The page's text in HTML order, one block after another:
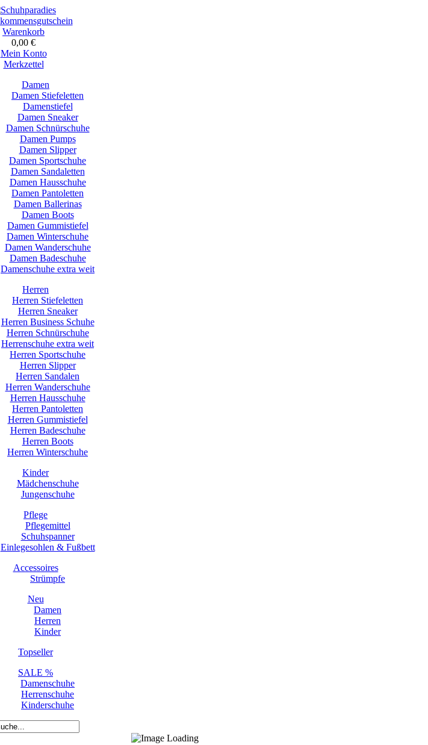
Warenkorb
0,00 €
Mein Konto
Merkzettel
Damen
Damen Stiefeletten
Damenstiefel
Damen Sneaker
Damen Schnürschuhe
Damen Pumps
Damen Slipper
Damen Sportschuhe
Damen Sandaletten
Damen Hausschuhe
Damen Pantoletten
Damen Ballerinas
Damen Boots
Damen Gummistiefel
Damen Winterschuhe
Damen Wanderschuhe
Damen Badeschuhe
Damenschuhe extra weit
Herren
Herren Stiefeletten
Herren Sneaker
Herren Business Schuhe
Herren Schnürschuhe
Herrenschuhe extra weit
Herren Sportschuhe
Herren Slipper
Herren Sandalen
Herren Wanderschuhe
Herren Hausschuhe
Herren Pantoletten
Herren Gummistiefel
Herren Badeschuhe
Herren Boots
Herren Winterschuhe
Kinder
Mädchenschuhe
Jungenschuhe
Pflege
Pflegemittel
Schuhspanner
Einlegesohlen & Fußbett
Accessoires
Strümpfe
Neu
Damen
Herren
Kinder
Topseller
SALE %
Damenschuhe
Herrenschuhe
Kinderschuhe